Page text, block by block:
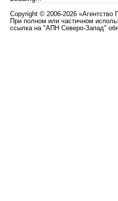
Copyright © 2006-2026 «Агентство
При полном или частичном
ссылка на "АПН Северо-Запад"